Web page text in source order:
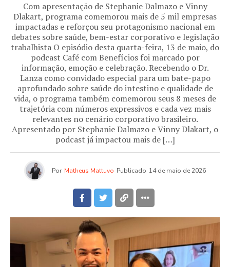
Com apresentação de Stephanie Dalmazo e Vinny
Dlakart, programa comemorou mais de 5 mil empresas
impactadas e reforçou seu protagonismo nacional em
debates sobre saúde, bem-estar corporativo e legislação
trabalhista O episódio desta quarta-feira, 13 de maio, do
podcast Café com Benefícios foi marcado por
informação, emoção e celebração. Recebendo o Dr.
Lanza como convidado especial para um bate-papo
aprofundado sobre saúde do intestino e qualidade de
vida, o programa também comemorou seus 8 meses de
trajetória com números expressivos e cada vez mais
relevantes no cenário corporativo brasileiro.
Apresentado por Stephanie Dalmazo e Vinny Dlakart, o
podcast já impactou mais de […]
Por Matheus Mattuvo Publicado 14 de maio de 2026